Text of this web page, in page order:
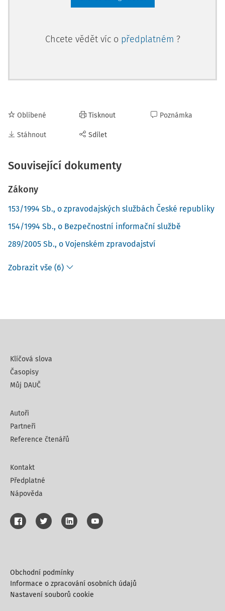
Chcete vědět víc o předplatném ?
Oblíbené
Stáhnout
Tisknout
Sdílet
Poznámka
Související dokumenty
Zákony
153/1994 Sb., o zpravodajských službách České republiky
154/1994 Sb., o Bezpečnostní informační službě
289/2005 Sb., o Vojenském zpravodajství
Zobrazit vše (6)
Klíčová slova
Časopisy
Můj DAUČ
Autoři
Partneři
Reference čtenářů
Kontakt
Předplatné
Nápověda
Obchodní podmínky
Informace o zpracování osobních údajů
Nastavení souborů cookie